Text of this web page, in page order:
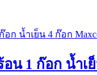
1 ก๊อก น้ำเ